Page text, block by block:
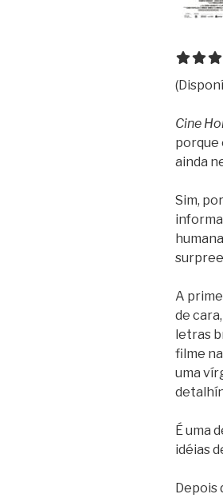
Cine
porque
ainda
Sim,
A
de
letras
filme
uma
É uma
idéias
Depois